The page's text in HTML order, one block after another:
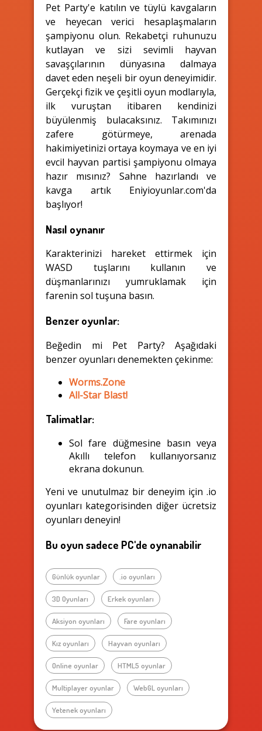
Pet Party'e katılın ve tüylü kavgaların
ve heyecan verici hesaplaşmaların
şampiyonu olun. Rekabetçi ruhunuzu
kutlayan ve sizi sevimli hayvan
savaşçılarının dünyasına dalmaya
davet eden neşeli bir oyun deneyimidir.
Gerçekçi fizik ve çeşitli oyun modlarıyla,
ilk vuruştan itibaren kendinizi
büyülenmiş bulacaksınız. Takımınızı
zafere götürmeye, arenada
hakimiyetinizi ortaya koymaya ve en iyi
evcil hayvan partisi şampiyonu olmaya
hazır mısınız? Sahne hazırlandı ve
kavga artık Eniyioyunlar.com'da
başlıyor!
Nasıl oynanır
Karakterinizi hareket ettirmek için
WASD tuşlarını kullanın ve
düşmanlarınızı yumruklamak için
farenin sol tuşuna basın.
Benzer oyunlar:
Beğedin mi Pet Party? Aşağıdaki
benzer oyunları denemekten çekinme:
Worms.Zone
All-Star Blast!
Talimatlar:
Sol fare düğmesine basın veya
Akıllı telefon kullanıyorsanız
ekrana dokunun.
Yeni ve unutulmaz bir deneyim için .io
oyunları kategorisinden diğer ücretsiz
oyunları deneyin!
Bu oyun sadece PC'de oynanabilir
Günlük oyunlar .io oyunları
3D Oyunları Erkek oyunları
Aksiyon oyunları Fare oyunları
Kız oyunları Hayvan oyunları
Online oyunlar HTML5 oyunlar
Multiplayer oyunlar WebGL oyunları
Yetenek oyunları